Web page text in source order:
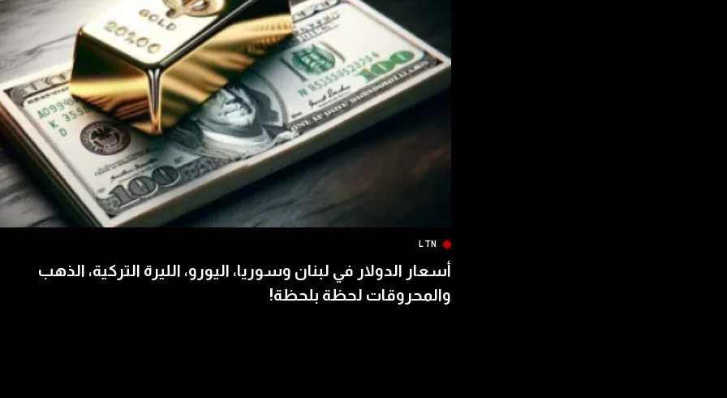
LTN
أسعار الدولار في لبنان وسوريا، اليورو، الليرة التركية، الذهب
والمحروقات لحظة بلحظة!